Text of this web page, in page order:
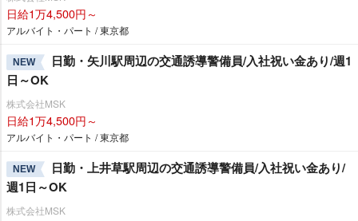
日給1万4,500円～
アルバイト・パート / 東京都
NEW
日勤・矢川駅周辺の交通誘導警備員/入社祝い金あり/週1
日～OK
株式会社MSK
日給1万4,500円～
アルバイト・パート / 東京都
NEW
日勤・上井草駅周辺の交通誘導警備員/入社祝い金あり/
週1日～OK
株式会社MSK